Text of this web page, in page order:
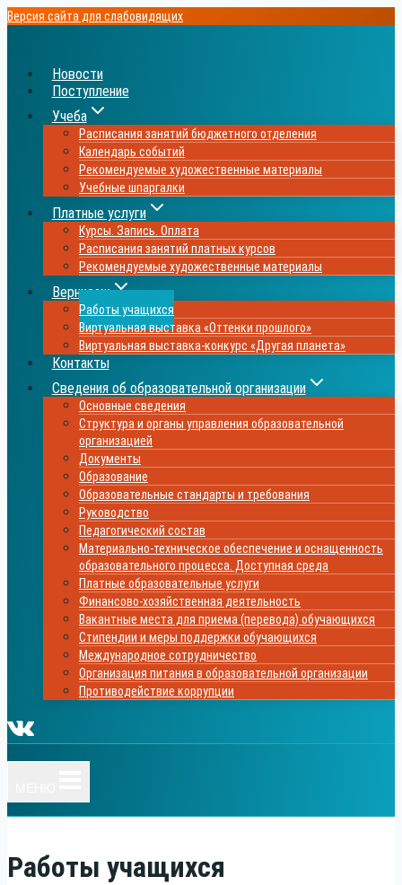
Перейти
Версия сайта для слабовидящих
Новости
Поступление
Учеба
Расписания занятий бюджетного отделения
Календарь событий
Рекомендуемые художественные материалы
Учебные шпаргалки
Платные услуги
Курсы. Запись. Оплата
Расписания занятий платных курсов
Рекомендуемые художественные материалы
Вернисаж
Работы учащихся
Виртуальная выставка «Оттенки прошлого»
Виртуальная выставка-конкурс «Другая планета»
Контакты
Сведения об образовательной организации
Основные сведения
Структура и органы управления образовательной
организацией
Документы
Образование
Образовательные стандарты и требования
Руководство
Педагогический состав
Материально-техническое обеспечение и оснащенность
образовательного процесса. Доступная среда
Платные образовательные услуги
Финансово-хозяйственная деятельность
Вакантные места для приема (перевода) обучающихся
Стипендии и меры поддержки обучающихся
Международное сотрудничество
Организация питания в образовательной организации
Противодействие коррупции
Работы учащихся